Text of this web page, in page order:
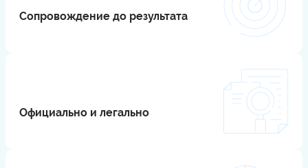
Сопровождение до результата
Официально и легально